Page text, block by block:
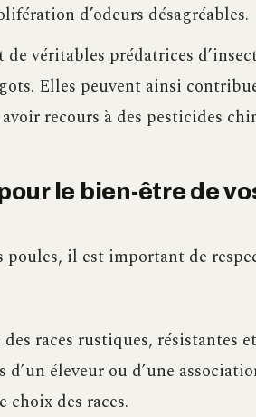
d’odeurs désagréables.
véritables prédatrices
Elles peuvent ainsi
recours à des pesticides
le bien-être de
il est important de
races rustiques, résistantes
éleveur ou d’une
choix des races.